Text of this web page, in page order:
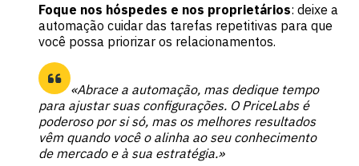
Foque nos hóspedes e nos proprietários: deixe a
automação cuidar das tarefas repetitivas para que
você possa priorizar os relacionamentos.
«Abrace a automação, mas dedique tempo
para ajustar suas configurações. O PriceLabs é
poderoso por si só, mas os melhores resultados
vêm quando você o alinha ao seu conhecimento
de mercado e à sua estratégia.»